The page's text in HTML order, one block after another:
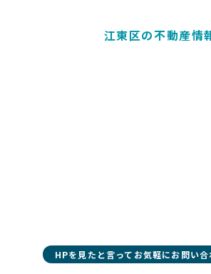
江東区の不動産情
HPを見たと言ってお気軽にお問い